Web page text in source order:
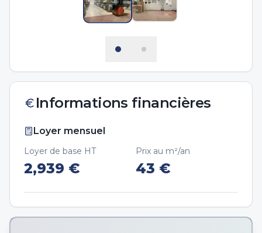
Informations financières
Loyer mensuel
Loyer de base HT
2,939 €
Prix au m²/an
43 €